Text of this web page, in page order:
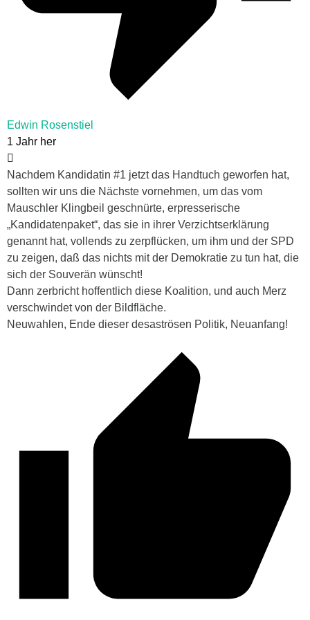
Edwin Rosenstiel
1 Jahr her
Nachdem Kandidatin #1 jetzt das Handtuch geworfen hat,
sollten wir uns die Nächste vornehmen, um das vom
Mauschler Klingbeil geschnürte, erpresserische
„Kandidatenpaket“, das sie in ihrer Verzichtserklärung
genannt hat, vollends zu zerpflücken, um ihm und der SPD
zu zeigen, daß das nichts mit der Demokratie zu tun hat, die
sich der Souverän wünscht!
Dann zerbricht hoffentlich diese Koalition, und auch Merz
verschwindet von der Bildfläche.
Neuwahlen, Ende dieser desaströsen Politik, Neuanfang!